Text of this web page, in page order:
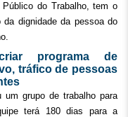
do Trabalho, tem o
dignidade da pessoa do
programa de
tráfico de pessoas
grupo de trabalho para
terá 180 dias para a